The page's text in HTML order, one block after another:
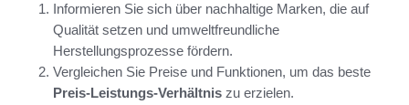
Informieren Sie sich über nachhaltige Marken, die auf
Qualität setzen und umweltfreundliche
Herstellungsprozesse fördern.
Vergleichen Sie Preise und Funktionen, um das beste
Preis-Leistungs-Verhältnis zu erzielen.